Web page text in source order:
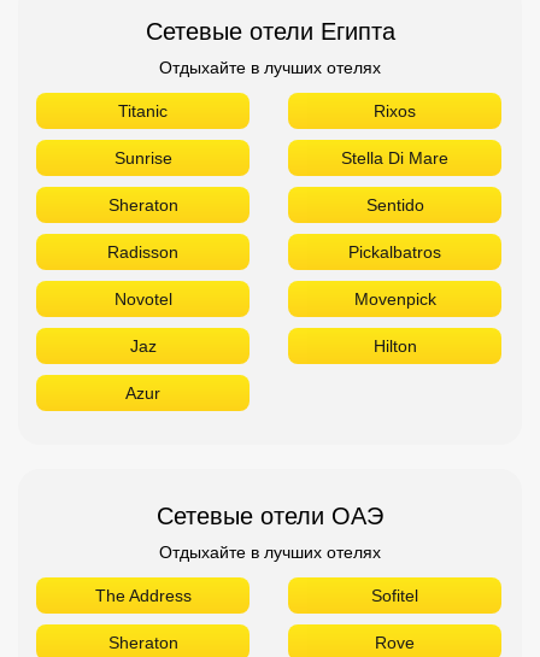
Сетевые отели Египта
Отдыхайте в лучших отелях
Titanic Rixos
Sunrise Stella Di Mare
Sheraton Sentido
Radisson Pickalbatros
Novotel Movenpick
Jaz Hilton
Azur
Сетевые отели ОАЭ
Отдыхайте в лучших отелях
The Address Sofitel
Sheraton Rove